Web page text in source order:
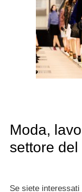
Moda,
settore del
Se siete